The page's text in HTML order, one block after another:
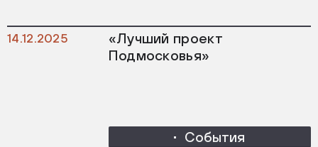
14.12.2025
«Лучший проект
Подмосковья»
События